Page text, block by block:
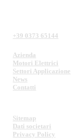
+39 0373 65144
Azienda
Motori Elettrici
Settori Applicazione
News
Contatti
Sitemap
Dati societari
Privacy Policy